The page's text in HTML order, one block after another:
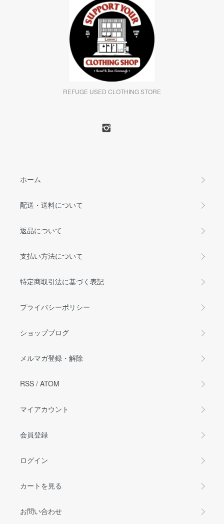
REFUGE USED CLOTHING STORE
ホーム
配送・送料について
返品について
支払い方法について
特定商取引法に基づく表記
プライバシーポリシー
ショップブログ
メルマガ登録・解除
RSS / ATOM
マイアカウント
会員登録
ログイン
カートを見る
お問い合わせ